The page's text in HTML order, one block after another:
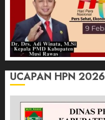
UCAPAN HPN 2026